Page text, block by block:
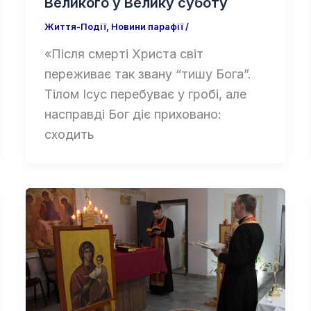
Життя-Події, Новини парафії/
«Після смерті Христа світ
переживає так звану “тишу Бога”.
Тілом Ісус перебуває у гробі, але
насправді Бог діє приховано:
сходить